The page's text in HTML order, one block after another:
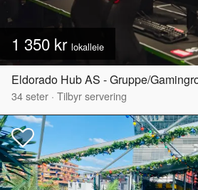
1 350 kr lokalleie
Eldorado Hub AS - Gruppe/
34seter · Tilbyr servering